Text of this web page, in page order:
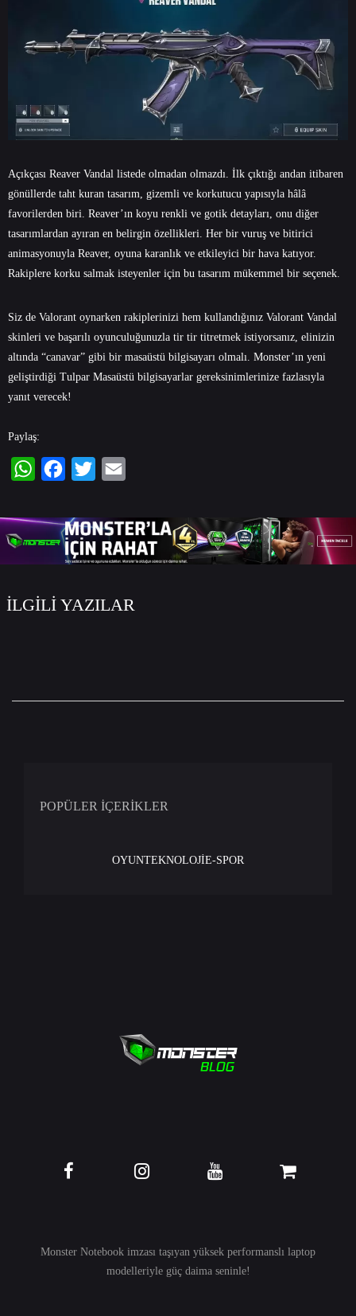
Açıkçası Reaver Vandal listede olmadan olmazdı. İlk çıktığı andan itibaren
gönüllerde taht kuran tasarım, gizemli ve korkutucu yapısıyla hâlâ
favorilerden biri. Reaver’ın koyu renkli ve gotik detayları, onu diğer
tasarımlardan ayıran en belirgin özellikleri. Her bir vuruş ve bitirici
animasyonuyla Reaver, oyuna karanlık ve etkileyici bir hava katıyor.
Rakiplere korku salmak isteyenler için bu tasarım mükemmel bir seçenek.
Siz de Valorant oynarken rakiplerinizi hem kullandığınız Valorant Vandal
skinleri ve başarılı oyunculuğunuzla tir tir titretmek istiyorsanız, elinizin
altında “canavar” gibi bir masaüstü bilgisayarı olmalı. Monster’ın yeni
geliştirdiği Tulpar Masaüstü bilgisayarlar gereksinimlerinize fazlasıyla
yanıt verecek!
Paylaş:
İLGİLİ YAZILAR
POPÜLER İÇERİKLER
OYUNTEKNOLOJİE-SPOR
Monster Notebook imzası taşıyan yüksek performanslı laptop
modelleriyle güç daima seninle!